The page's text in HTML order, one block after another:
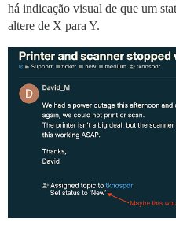
há indicação visual de que um
altere de X para Y.